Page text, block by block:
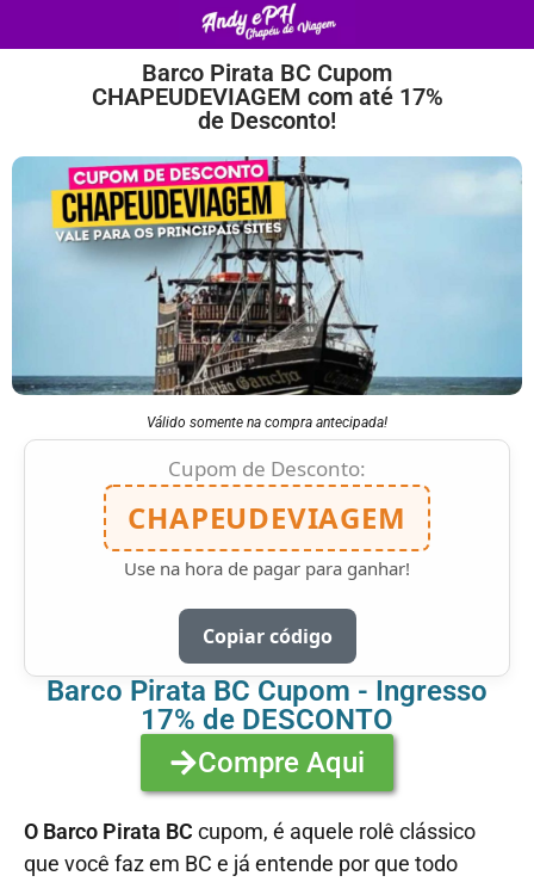
Barco Pirata BC Cupom
CHAPEUDEVIAGEM com até 17%
de Desconto!
Válido somente na compra antecipada!
Cupom de Desconto:
CHAPEUDEVIAGEM
Use na hora de pagar para ganhar!
Copiar código
Barco Pirata BC Cupom - Ingresso
17% de DESCONTO
Compre Aqui
O Barco Pirata BC cupom, é aquele rolê clássico
que você faz em BC e já entende por que todo